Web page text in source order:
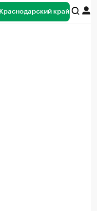
Краснодарский край